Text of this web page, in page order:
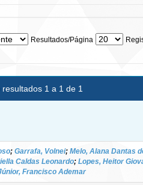
Resultados/Página
1 a 1 de 1
; Garrafa, Volnei; Melo, Alana Dantas
Caldas Leonardo; Lopes, Heitor
Francisco Ademar